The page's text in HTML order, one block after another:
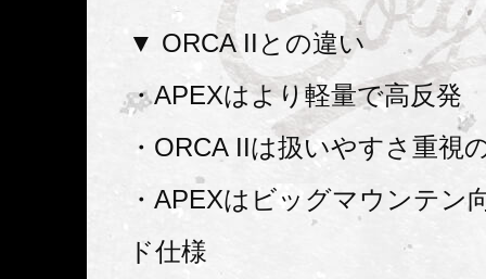
▼ ORCA IIとの違い
・APEXはより軽量で高反発
・ORCA IIは扱いやすさ重視
・APEXはビッグマウンテン
ド仕様